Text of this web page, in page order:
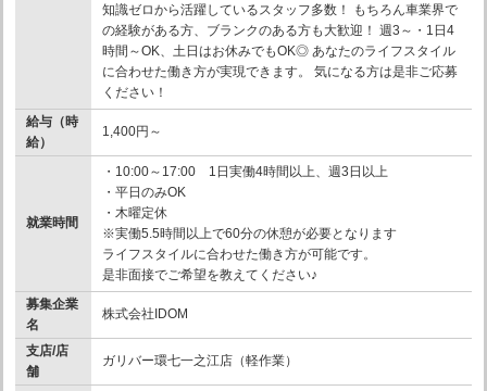
知識ゼロから活躍しているスタッフ多数！ もちろん車業界で
の経験がある方、ブランクのある方も大歓迎！ 週3～・1日4
時間～OK、土日はお休みでもOK◎ あなたのライフスタイル
に合わせた働き方が実現できます。 気になる方は是非ご応募
ください！
給与（時
給）
1,400円～
就業時間
・10:00～17:00 1日実働4時間以上、週3日以上
・平日のみOK
・木曜定休
※実働5.5時間以上で60分の休憩が必要となります
ライフスタイルに合わせた働き方が可能です。
是非面接でご希望を教えてください♪
募集企業
名
株式会社IDOM
支店/店
舗
ガリバー環七一之江店（軽作業）